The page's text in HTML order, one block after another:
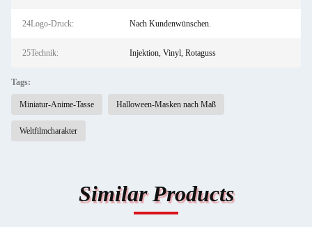
24Logo-Druck: Nach Kundenwünschen.
25Technik: Injektion, Vinyl, Rotaguss
Tags:
Miniatur-Anime-Tasse Halloween-Masken nach Maß
Weltfilmcharakter
Similar Products